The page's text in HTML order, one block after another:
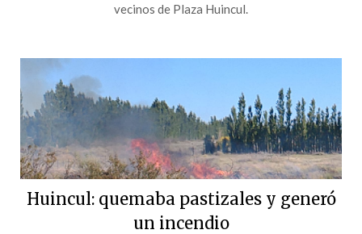
vecinos de Plaza Huincul.
Huincul: quemaba pastizales y generó
un incendio